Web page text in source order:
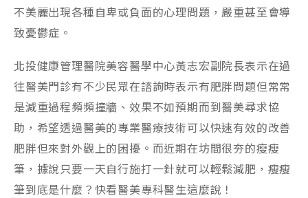
不美麗出現各種自卑或負面的心理問題，嚴重甚至會導
致憂鬱症。
北投健康管理醫院美容醫學中心黃志宏副院長表示在過
往醫美門診有不少民眾在諮詢時表示有肥胖問題但常常
是減重過程頻頻撞牆、效果不如預期而到醫美尋求協
助，希望透過醫美的專業醫療技術可以快速有效的改善
肥胖但來對外觀上的困擾。而近期在坊間很夯的瘦瘦
筆，據說只要一天自行施打一針就可以輕鬆減肥，瘦瘦
筆到底是什麼？快看醫美專科醫生這麼說！